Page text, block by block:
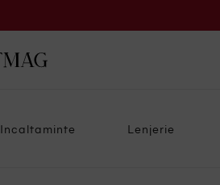
Incaltaminte Lenjerie